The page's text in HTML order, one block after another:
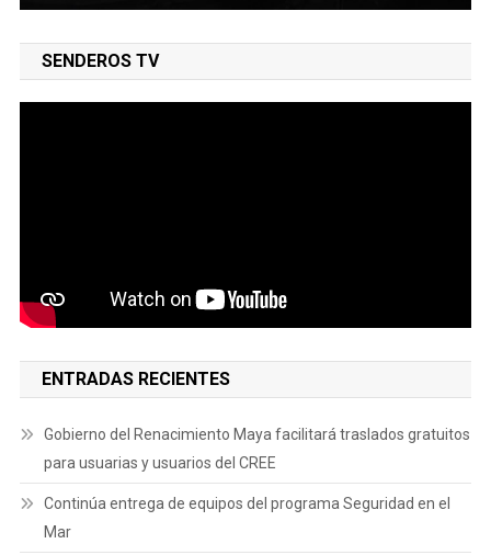
SENDEROS TV
ENTRADAS RECIENTES
Gobierno del Renacimiento Maya facilitará traslados gratuitos
para usuarias y usuarios del CREE
Continúa entrega de equipos del programa Seguridad en el
Mar